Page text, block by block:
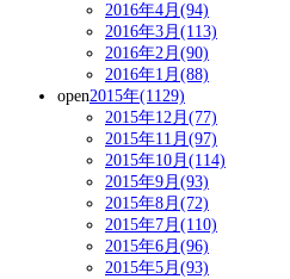
2016年4月(94)
2016年3月(113)
2016年2月(90)
2016年1月(88)
open2015年(1129)
2015年12月(77)
2015年11月(97)
2015年10月(114)
2015年9月(93)
2015年8月(72)
2015年7月(110)
2015年6月(96)
2015年5月(93)